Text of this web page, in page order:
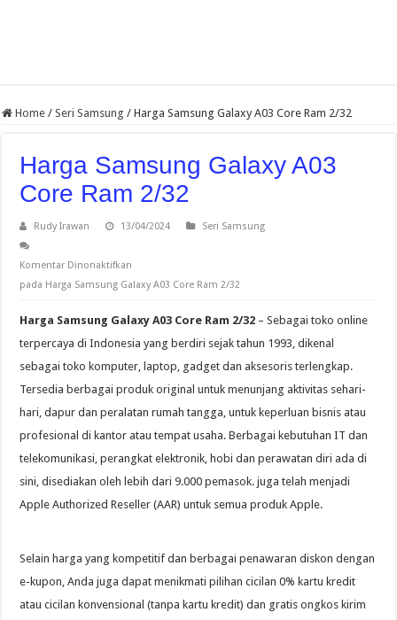
Home / Seri Samsung / Harga Samsung Galaxy A03 Core Ram 2/32
Harga Samsung Galaxy A03
Core Ram 2/32
Rudy Irawan 13/04/2024 Seri Samsung
Komentar Dinonaktifkan
pada Harga Samsung Galaxy A03 Core Ram 2/32
Harga Samsung Galaxy A03 Core Ram 2/32 – Sebagai toko online
terpercaya di Indonesia yang berdiri sejak tahun 1993, dikenal
sebagai toko komputer, laptop, gadget dan aksesoris terlengkap.
Tersedia berbagai produk original untuk menunjang aktivitas sehari-
hari, dapur dan peralatan rumah tangga, untuk keperluan bisnis atau
profesional di kantor atau tempat usaha. Berbagai kebutuhan IT dan
telekomunikasi, perangkat elektronik, hobi dan perawatan diri ada di
sini, disediakan oleh lebih dari 9.000 pemasok. juga telah menjadi
Apple Authorized Reseller (AAR) untuk semua produk Apple.
Selain harga yang kompetitif dan berbagai penawaran diskon dengan
e-kupon, Anda juga dapat menikmati pilihan cicilan 0% kartu kredit
atau cicilan konvensional (tanpa kartu kredit) dan gratis ongkos kirim